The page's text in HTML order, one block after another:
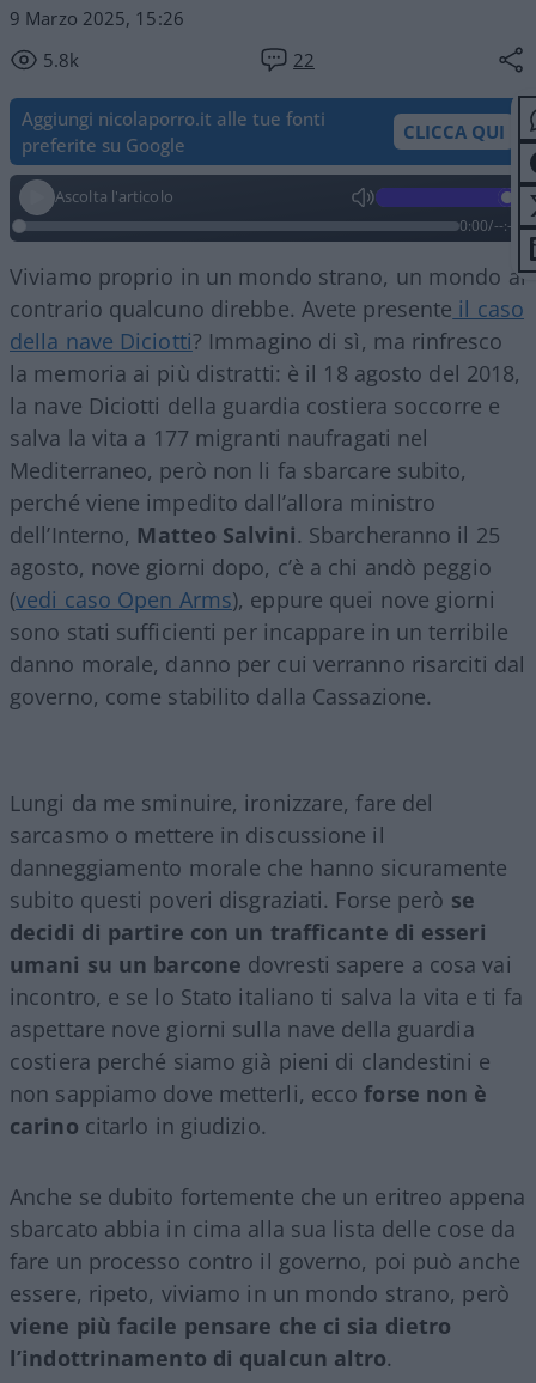
9 Marzo 2025, 15:26
5.8k
22
Aggiungi nicolaporro.it alle tue fonti
preferite su Google
CLICCA QUI
Ascolta l'articolo
0:00/--:--
Viviamo proprio in un mondo strano, un mondo al
contrario qualcuno direbbe. Avete presente il caso
della nave Diciotti? Immagino di sì, ma rinfresco
la memoria ai più distratti: è il 18 agosto del 2018,
la nave Diciotti della guardia costiera soccorre e
salva la vita a 177 migranti naufragati nel
Mediterraneo, però non li fa sbarcare subito,
perché viene impedito dall’allora ministro
dell’Interno, Matteo Salvini. Sbarcheranno il 25
agosto, nove giorni dopo, c’è a chi andò peggio
(vedi caso Open Arms), eppure quei nove giorni
sono stati sufficienti per incappare in un terribile
danno morale, danno per cui verranno risarciti dal
governo, come stabilito dalla Cassazione.
Lungi da me sminuire, ironizzare, fare del
sarcasmo o mettere in discussione il
danneggiamento morale che hanno sicuramente
subito questi poveri disgraziati. Forse però se
decidi di partire con un trafficante di esseri
umani su un barcone dovresti sapere a cosa vai
incontro, e se lo Stato italiano ti salva la vita e ti fa
aspettare nove giorni sulla nave della guardia
costiera perché siamo già pieni di clandestini e
non sappiamo dove metterli, eccoforse non è
carino citarlo in giudizio.
Anche se dubito fortemente che un eritreo appena
sbarcato abbia in cima alla sua lista delle cose da
fare un processo contro il governo, poi può anche
essere, ripeto, viviamo in un mondo strano, però
viene più facile pensare che ci sia dietro
l’indottrinamento di qualcun altro.